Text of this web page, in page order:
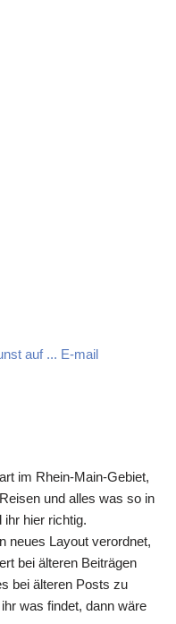
im Rhein-Main-Gebiet,
und alles was so in
hier richtig.
neues Layout verordnet,
bei älteren Beiträgen
bei älteren Posts zu
was findet, dann wäre